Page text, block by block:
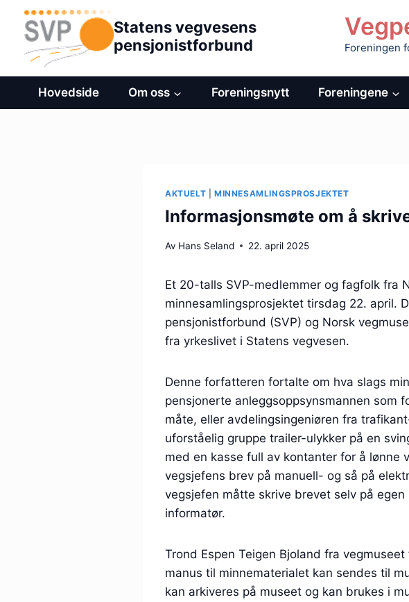
Hopp
innhold
Statens vegvesens
pensjonistforbund
Foreningen
Hovedside Om oss Foreningsnytt Foreningene
AKTUELT MINNESAMLINGSPROSJEKTET
Informasjonsmøte om å
Av Hans Seland 22. april 2025
Et 20-talls SVP-medlemmer og fagfolk fra
minnesamlingsprosjektet tirsdag 22. april.
pensjonistforbund (SVP) og Norsk
fra yrkeslivet i Statens vegvesen.
Denne forfatteren fortalte om hva slags
pensjonerte anleggsoppsynsmannen som
måte, eller avdelingsingeniøren fra
uforståelig gruppe trailer-ulykker på en
med en kasse full av kontanter for å lønne
vegsjefens brev på manuell- og så på
vegsjefen måtte skrive brevet selv på
informatør.
Trond Espen Teigen Bjoland fra
manus til minnematerialet kan sendes til
kan arkiveres på museet og kan brukes i